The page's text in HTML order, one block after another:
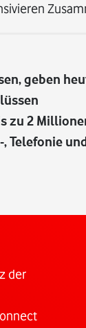
geben
zu 2
Telefonie
der